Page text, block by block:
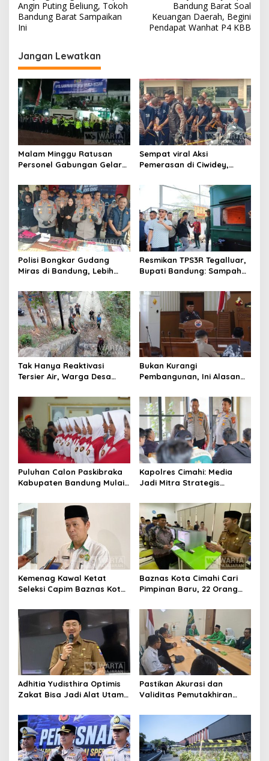
a
v
g
a
s
i
p
s
Angin Puting Beliung, Tokoh
Bandung Barat Sampaikan
Ini
Bandung Barat Soal
Keuangan Daerah, Begini
Pendapat Wanhat P4 KBB
Jangan Lewatkan
Malam Minggu Ratusan
Personel Gabungan Gelar
Besar Kabupaten Bandung
Sempat viral Aksi
Pemerasan di Ciwidey,
Pelaku
Polisi Bongkar Gudang
Miras di Bandung, Lebih
Resmikan TPS3R Tegalluar,
Bupati Bandung: Sampah
Pemerintah
Tak Hanya Reaktivasi
Tersier Air, Warga Desa
Alternatif di Padalarang
Bukan Kurangi
Pembangunan, Ini Alasan
Pengurangan Belanja
Daerah
Puluhan Calon Paskibraka
Kabupaten Bandung Mulai
Kapolres Cimahi: Media
Jadi Mitra Strategis
Publik
Kemenag Kawal Ketat
Seleksi Capim Baznas Kota
Komisioner Baznas
Berintegritas
Baznas Kota Cimahi Cari
Pimpinan Baru, 22 Orang
Adhitia Yudisthira Optimis
Zakat Bisa Jadi Alat Utama
Kota Cimahi
Pastikan Akurasi dan
Validitas Pemutakhiran
Cimahi Lakukan